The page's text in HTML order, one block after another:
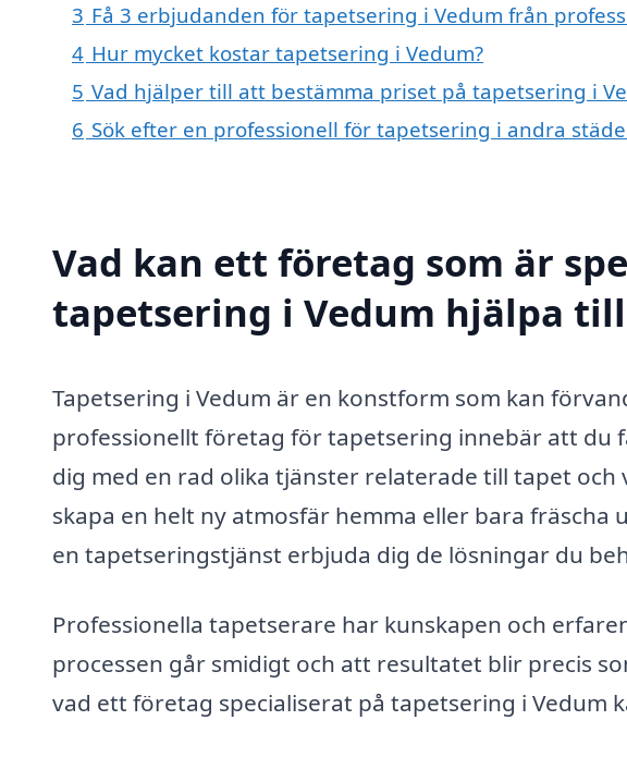
3 Få 3 erbjudanden för tapetsering i Vedum från
4 Hur mycket kostar tapetsering i Vedum?
5 Vad hjälper till att bestämma priset på tapetsering i
6 Sök efter en professionell för tapetsering i andra
Vad kan ett företag som är
tapetsering i Vedum hjälpa
Tapetsering i Vedum är en konstform som kan
professionellt företag för tapetsering innebär att du
dig med en rad olika tjänster relaterade till tapet
skapa en helt ny atmosfär hemma eller bara
en tapetseringstjänst erbjuda dig de lösningar du
Professionella tapetserare har kunskapen och
processen går smidigt och att resultatet blir precis
vad ett företag specialiserat på tapetsering i Vedum